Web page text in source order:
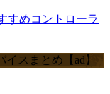
すめコントローラ
スまとめ【ad】